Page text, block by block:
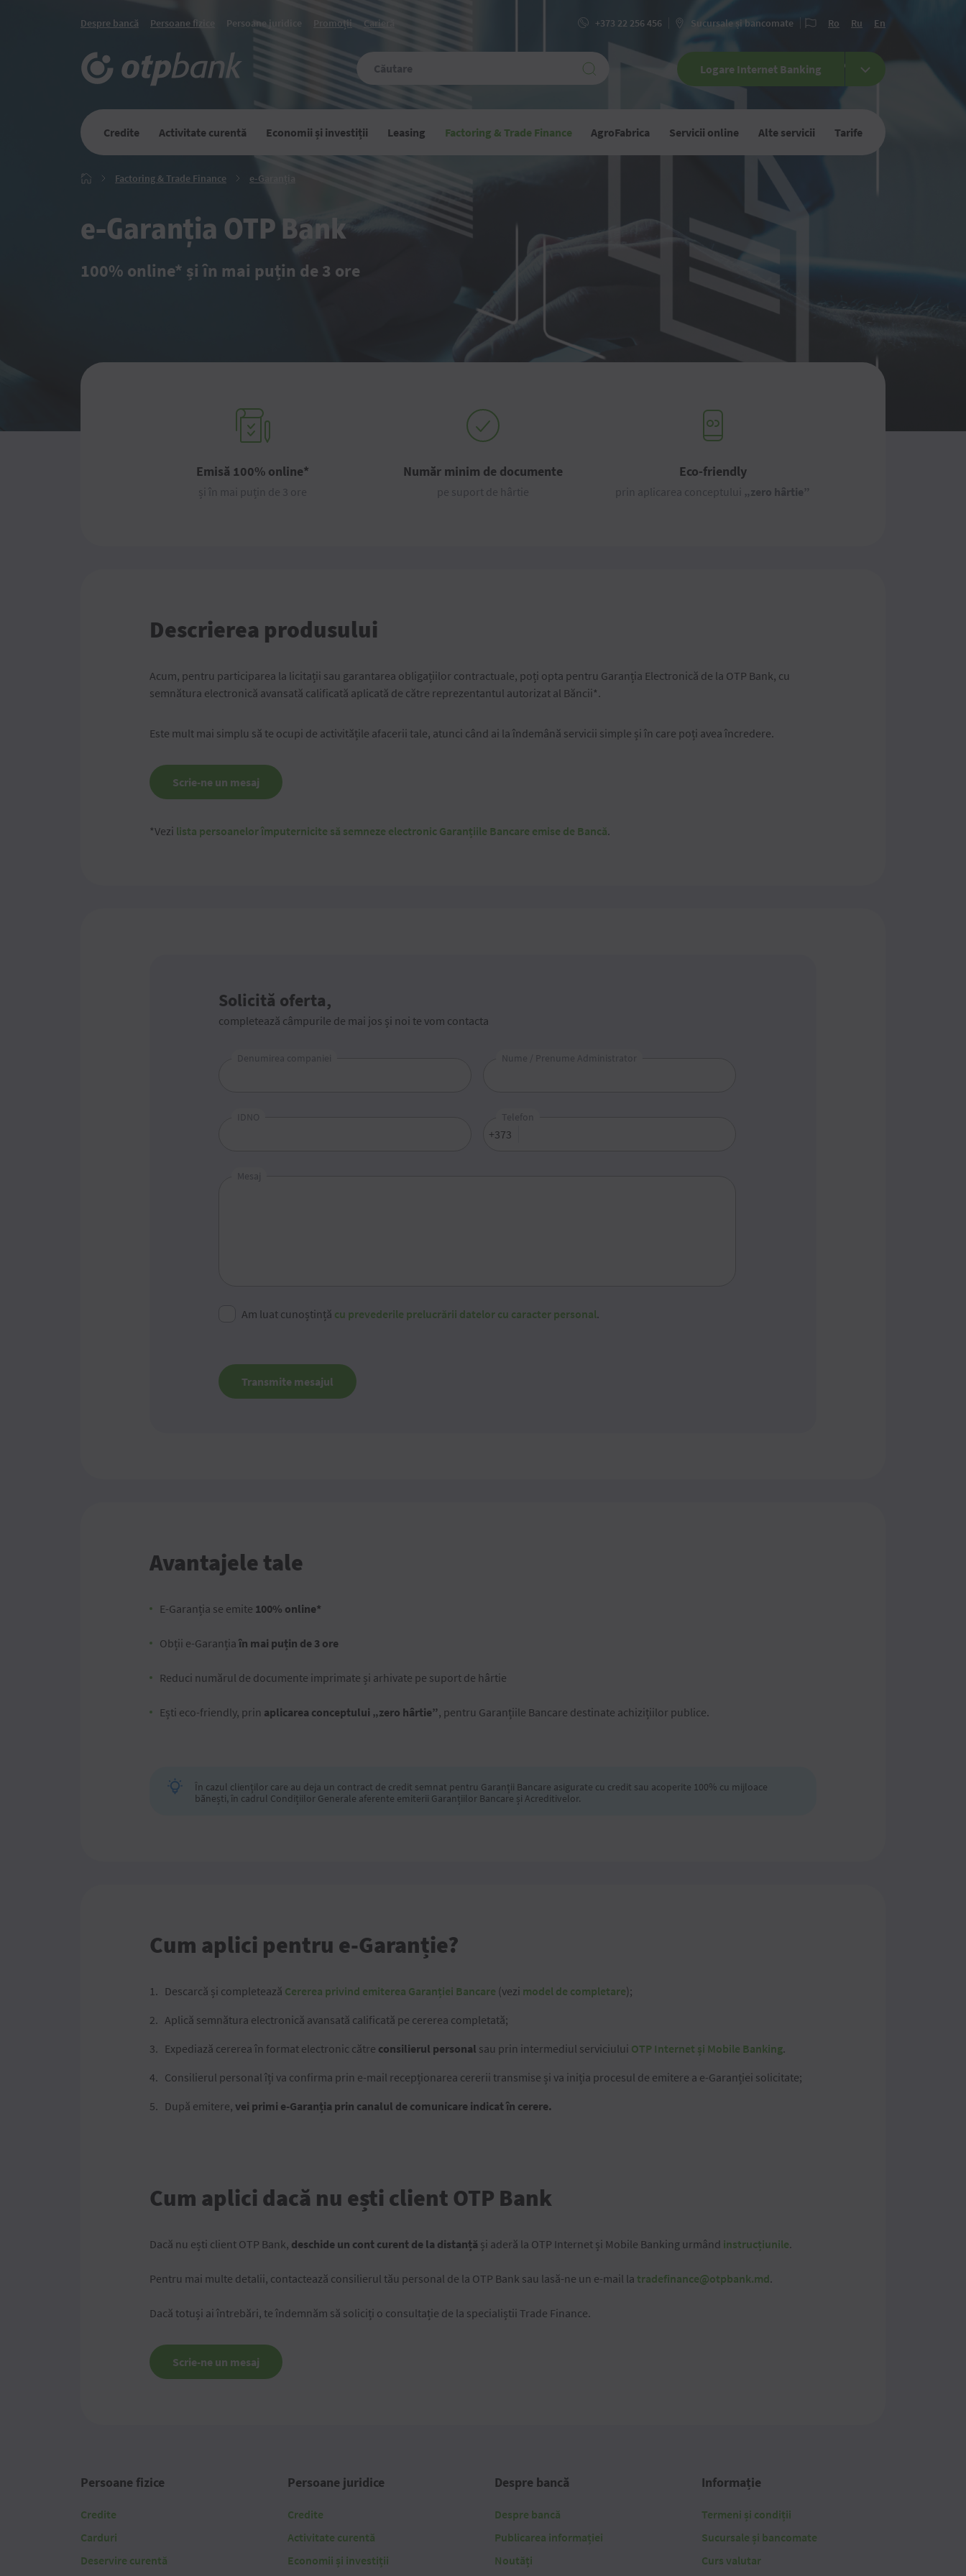
Despre bancă Persoane fizice Persoane juridice Promoții Carieră +373 22 256 456 Sucursale și bancomate Ro Ru En
Logare Internet Banking
Credite Activitate curentă Economii și investiții Leasing Factoring & Trade Finance AgroFabrica Servicii online Alte servicii Tarife
Factoring & Trade Finance Factoringe-Garanția
e-Garanția OTP Bank
100% online* și în mai puțin de 3 ore
Emisă 100% online*
și în mai puțin de 3 ore
Număr minim de documente
pe suport de hârtie
Eco-friendly
prin aplicarea conceptului „zero hârtie”
Descrierea produsului
Acum, pentru participarea la licitații sau garantarea obligațiilor contractuale, poți opta pentru Garanția Electronică de la OTP Bank, cu
semnătura electronică avansată calificată aplicată de către reprezentantul autorizat al Băncii*.
Este mult mai simplu să te ocupi de activitățile afacerii tale, atunci când ai la îndemână servicii simple și în care poți avea încredere.
Scrie-ne un mesaj
*Vezi lista persoanelor împuternicite să semneze electronic Garanțiile Bancare emise de Bancă.
Solicită oferta,
completează câmpurile de mai jos și noi te vom contacta
Denumirea companiei Nume / Prenume Administrator
IDNO
+373
Telefon
Mesaj
Am luat cunoștință cu prevederile prelucrării datelor cu caracter personal.
Transmite mesajul
Avantajele tale
E-Garanția se emite 100% online*
Obții e-Garanția în mai puțin de 3 ore
Reduci numărul de documente imprimate și arhivate pe suport de hârtie
Ești eco-friendly, prin aplicarea conceptului „zero hârtie”, pentru Garanțiile Bancare destinate achizițiilor publice.
În cazul clienților care au deja un contract de credit semnat pentru Garanții Bancare asigurate cu credit sau acoperite 100% cu mijloace
bănești, în cadrul Condițiilor Generale aferente emiterii Garanțiilor Bancare și Acreditivelor.
Cum aplici pentru e-Garanție?
Descarcă și completează Cererea privind emiterea Garanției Bancare (vezi model de completare);
Aplică semnătura electronică avansată calificată pe cererea completată;
Expediază cererea în format electronic către consilierul personal sau prin intermediul serviciului OTP Internet și Mobile Banking.
Consilierul personal îți va confirma prin e-mail recepționarea cererii transmise și va iniția procesul de emitere a e-Garanției solicitate;
După emitere, vei primi e-Garanția prin canalul de comunicare indicat în cerere.
Cum aplici dacă nu ești client OTP Bank
Dacă nu ești client OTP Bank, deschide un cont curent de la distanță și aderă la OTP Internet și Mobile Banking urmând instrucțiunile.
Pentru mai multe detalii, contactează consilierul tău personal de la OTP Bank sau lasă-ne un e-mail la tradefinance@otpbank.md.
Dacă totuși ai întrebări, te îndemnăm să soliciți o consultație de la specialiștii Trade Finance.
Scrie-ne un mesaj
Persoane fizice
Credite
Carduri
Deservire curentă
Persoane juridice
Credite
Activitate curentă
Economii și investiții
Despre bancă
Despre bancă
Publicarea informației
Noutăți
Informație
Termeni și condiții
Sucursale și bancomate
Curs valutar